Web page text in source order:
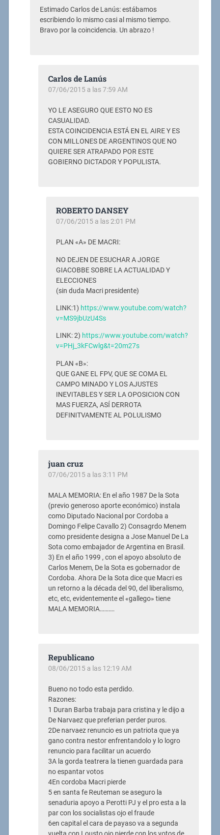
Estimado Carlos de Lanús: estábamos
escribiendo lo mismo casi al mismo tiempo.
Bravo por la coincidencia. Un abrazo !
Carlos de Lanús
07/06/2015 a las 7:59 AM
YO LE ASEGURO QUE ESTO NO ES
CASUALIDAD.
ESTA COINCIDENCIA ESTÁ EN EL AIRE Y ES
CON MILLONES DE ARGENTINOS QUE NO
QUIERE SER ATRAPADO POR ESTE
GOBIERNO DICTADOR Y POPULISTA.
ROBERTO DANSEY
07/06/2015 a las 2:01 PM
PLAN «A» DE MACRI:
NO DEJEN DE ESUCHAR A JORGE
GIACOBBE SOBRE LA ACTUALIDAD Y
ELECCIONES
(sin duda Macri presidente)
LINK:1) https://www.youtube.com/watch?
v=MS9jbUzU4Ss
LINK: 2) https://www.youtube.com/watch?
v=PHj_3kFCwlg&t=20m27s
PLAN «B»:
QUE GANE EL FPV, QUE SE COMA EL
CAMPO MINADO Y LOS AJUSTES
INEVITABLES Y SER LA OPOSICION CON
MAS FUERZA, ASÍ DERROTA
DEFINITVAMENTE AL POLULISMO
juan cruz
07/06/2015 a las 3:11 PM
MALA MEMORIA: En el año 1987 De la Sota
(previo generoso aporte económico) instala
como Diputado Nacional por Cordoba a
Domingo Felipe Cavallo 2) Consagrdo Menem
como presidente designa a Jose Manuel De La
Sota como embajador de Argentina en Brasil.
3) En el año 1999 , con el apoyo absoluto de
Carlos Menem, De la Sota es gobernador de
Cordoba. Ahora De la Sota dice que Macri es
un retorno a la década del 90, del liberalismo,
etc, etc, evidentemente el «gallego» tiene
MALA MEMORIA……….
Republicano
08/06/2015 a las 12:19 AM
Bueno no todo esta perdido.
Razones:
1 Duran Barba trabaja para cristina y le dijo a
De Narvaez que preferian perder puros.
2De narvaez renuncio es un patriota que ya
gano contra nestor enfrentandolo y lo logro
renuncio para facilitar un acuerdo
3A la gorda teatrera la tienen guardada para
no espantar votos
4En cordoba Macri pierde
5 en santa fe Reuteman se aseguro la
senaduria apoyo a Perotti PJ y el pro esta a la
par con los socialistas ojo el fraude
6en capital el cara de payaso va a segunda